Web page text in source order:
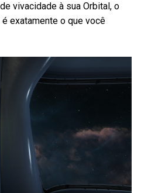
vivacidade à sua Orbital, o
é exatamente o que você